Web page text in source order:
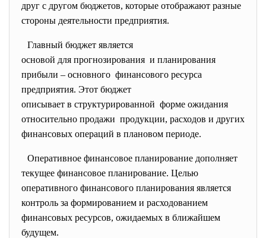
друг с другом бюджетов, которые отображают разные
стороны деятельности предприятия.
Главный бюджет является
основой для прогнозирования и планирования
прибыли – основного финансового ресурса
предприятия. Этот бюджет
описывает в структурированной форме ожидания
относительно продажи продукции, расходов и других
финансовых операций в плановом периоде.
Оперативное финансовое планирование дополняет
текущее финансовое планирование. Целью
оперативного финансового планирования является
контроль за формированием и расходованием
финансовых ресурсов, ожидаемых в ближайшем
будущем.